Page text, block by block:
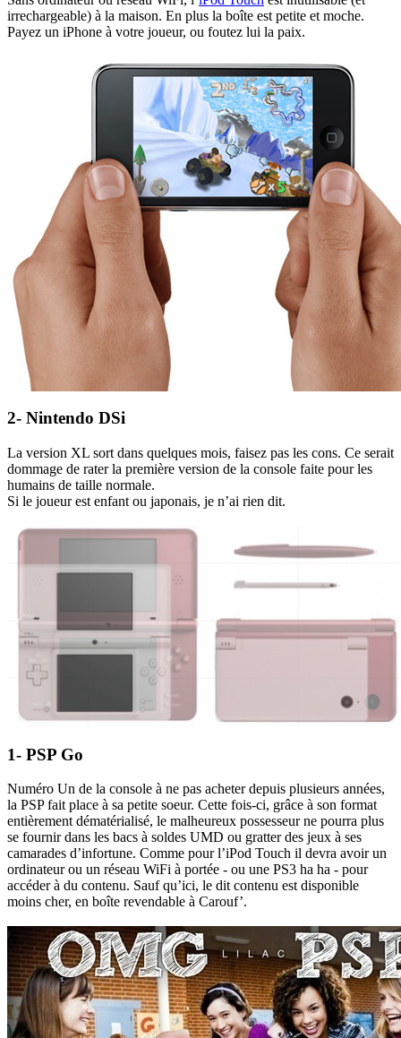
irrechargeable) à la maison. En plus la boîte est petite et moche.
Payez un iPhone à votre joueur, ou foutez lui la paix.
2- Nintendo DSi
La version XL sort dans quelques mois, faisez pas les cons. Ce serait
dommage de rater la première version de la console faite pour les
humains de taille normale.
Si le joueur est enfant ou japonais, je n’ai rien dit.
1- PSP Go
Numéro Un de la console à ne pas acheter depuis plusieurs années,
la PSP fait place à sa petite soeur. Cette fois-ci, grâce à son format
entièrement dématérialisé, le malheureux possesseur ne pourra plus
se fournir dans les bacs à soldes UMD ou gratter des jeux à ses
camarades d’infortune. Comme pour l’iPod Touch il devra avoir un
ordinateur ou un réseau WiFi à portée - ou une PS3 ha ha - pour
accéder à du contenu. Sauf qu’ici, le dit contenu est disponible
moins cher, en boîte revendable à Carouf’.